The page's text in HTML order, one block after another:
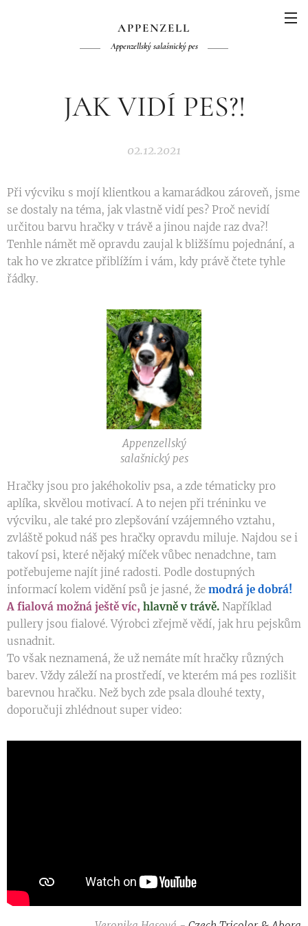
APPENZELL
Appenzellský salašnický pes
JAK VIDÍ PES?!
02.12.2021
Při výcviku s mojí klientkou a kamarádkou zároveň, jsme
se dostaly na téma, jak vlastně vidí pes? Proč nevidí
určitou barvu hračky v trávě a jinou najde raz dva?!
Tenhle námět mě opravdu zaujal k bližšímu pojednání, a
tak ho ve zkratce přiblížím i vám, kdy právě čtete tyhle
řádky.
Appenzellský
salašnický pes
Hračky jsou pro jakéhokoliv psa, a zde tématicky pro
aplíka, skvělou motivací. A to nejen při tréninku ve
výcviku, ale také pro zlepšování vzájemného vztahu,
zvláště pokud náš pes hračky opravdu miluje. Najdou se i
takoví psi, které nějaký míček vůbec nenadchne, tam
potřebujeme najít jiné radosti. Podle dostupných
informací kolem vidění psů je jasné, že modrá je dobrá!
A fialová možná ještě víc, hlavně v trávě. Například
pullery jsou fialové. Výrobci zřejmě vědí, jak hru pejskům
usnadnit.
To však neznamená, že už nemáte mít hračky různých
barev. Vždy záleží na prostředí, ve kterém má pes rozlišit
barevnou hračku. Než bych zde psala dlouhé texty,
doporučuji zhlédnout super video: